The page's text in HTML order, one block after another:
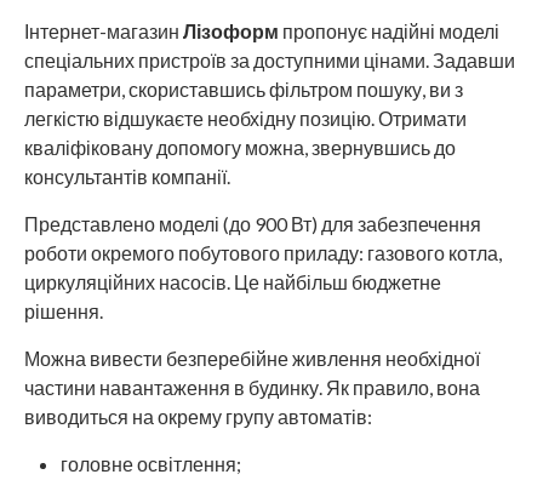
Інтернет-магазин Лізоформ пропонує надійні моделі
спеціальних пристроїв за доступними цінами. Задавши
параметри, скориставшись фільтром пошуку, ви з
легкістю відшукаєте необхідну позицію. Отримати
кваліфіковану допомогу можна, звернувшись до
консультантів компанії.
Представлено моделі (до 900 Вт) для забезпечення
роботи окремого побутового приладу: газового котла,
циркуляційних насосів. Це найбільш бюджетне
рішення.
Можна вивести безперебійне живлення необхідної
частини навантаження в будинку. Як правило, вона
виводиться на окрему групу автоматів:
головне освітлення;